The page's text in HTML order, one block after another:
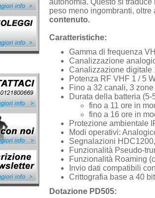
autonomia. Questo si
peso meno ingombranti,
contenuto.
Caratteristiche:
Gamma di frequenza
Canalizzazione
Canalizzazione digitale
Potenza RF VHF 1 / 5
Fino a 32 canali, 3 zone
Durata della batteria (5-
fino a 11 ore in
fino a 16 ore in
Protezione ambientale
Modi operativi:
Segnalazioni
Funzionalità Pseudo-
Funzionalità Roaming
Invio dati compatibili
Crittografia base a 40
Dotazione PD505: